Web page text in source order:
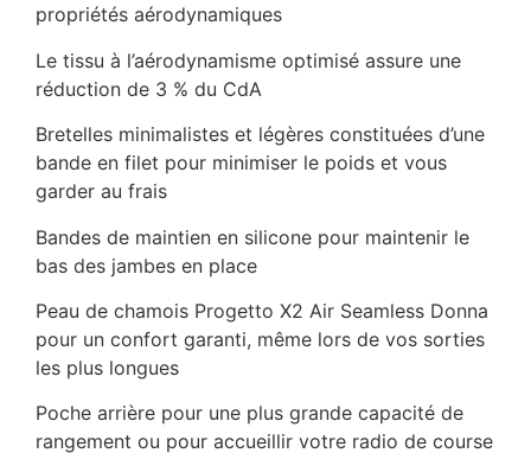
propriétés aérodynamiques
Le tissu à l’aérodynamisme optimisé assure une
réduction de 3 % du CdA
Bretelles minimalistes et légères constituées d’une
bande en filet pour minimiser le poids et vous
garder au frais
Bandes de maintien en silicone pour maintenir le
bas des jambes en place
Peau de chamois Progetto X2 Air Seamless Donna
pour un confort garanti, même lors de vos sorties
les plus longues
Poche arrière pour une plus grande capacité de
rangement ou pour accueillir votre radio de course